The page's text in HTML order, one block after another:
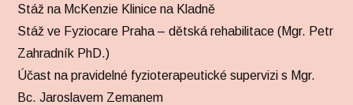
Stáž na McKenzie Klinice na Kladně
Stáž ve Fyziocare Praha – dětská rehabilitace (Mgr. Petr
Zahradník PhD.)
Účast na pravidelné fyzioterapeutické supervizi s Mgr.
Bc. Jaroslavem Zemanem